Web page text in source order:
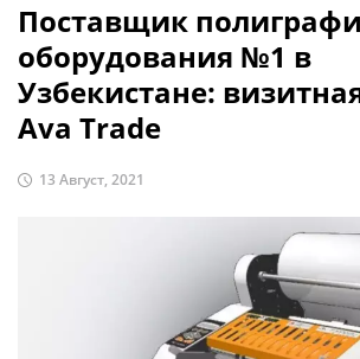
Поставщик
оборудования №1 в
Узбекистане:
Ava Trade
13 Август, 2021